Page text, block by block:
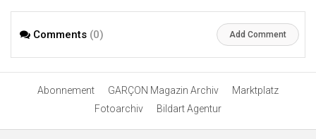
Comments (0) Add Comment
Abonnement GARÇON Magazin Archiv
Marktplatz
Fotoarchiv
Bildart Agentur